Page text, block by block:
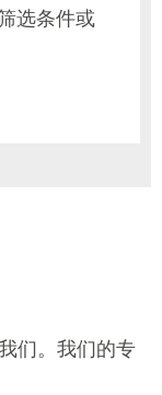
选条件或
们。我们的专